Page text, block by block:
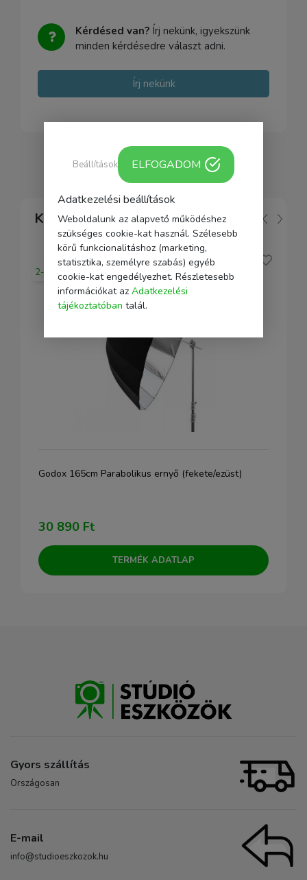
Kérdésed van? Írj nekünk, igyekszünk
minden kérdésedre választ adni.
Írj nekünk
Kapcsolódó
2-5 nap
Godox 165cm Parabolikus ernyő (fekete/ezüst)
30 890 Ft
TERMÉK ADATLAP
Gyors szállítás
Országosan
E-mail
info@studioeszkozok.hu
Adatkezelési beállítások
Weboldalunk az alapvető működéshez
szükséges cookie-kat használ. Szélesebb
körű funkcionalitáshoz (marketing,
statisztika, személyre szabás) egyéb
cookie-kat engedélyezhet. Részletesebb
információkat az Adatkezelési
tájékoztatóban talál.
Beállítások ELFOGADOM